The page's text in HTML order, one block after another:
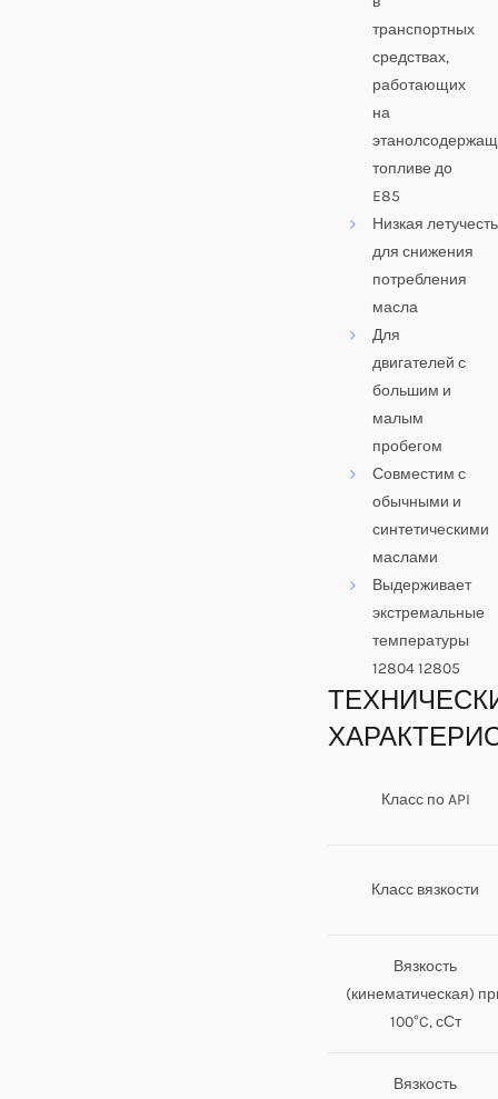
транспортных
средствах,
работающих
на
топливе до
E85
Низкая летучесть
для снижения
потребления
масла
Для
двигателей с
большим и
малым
пробегом
Совместим с
обычными и
синтетическими
маслами
Выдерживает
экстремальные
температуры
12804 12805
Класс по API
Класс вязкости
Вязкость
(кинематическая)
100°C, сСт
Вязкость